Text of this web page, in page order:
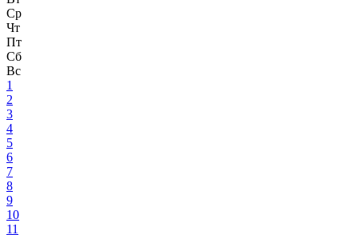
Ср
Чт
Пт
Сб
Вс
1
2
3
4
5
6
7
8
9
10
11